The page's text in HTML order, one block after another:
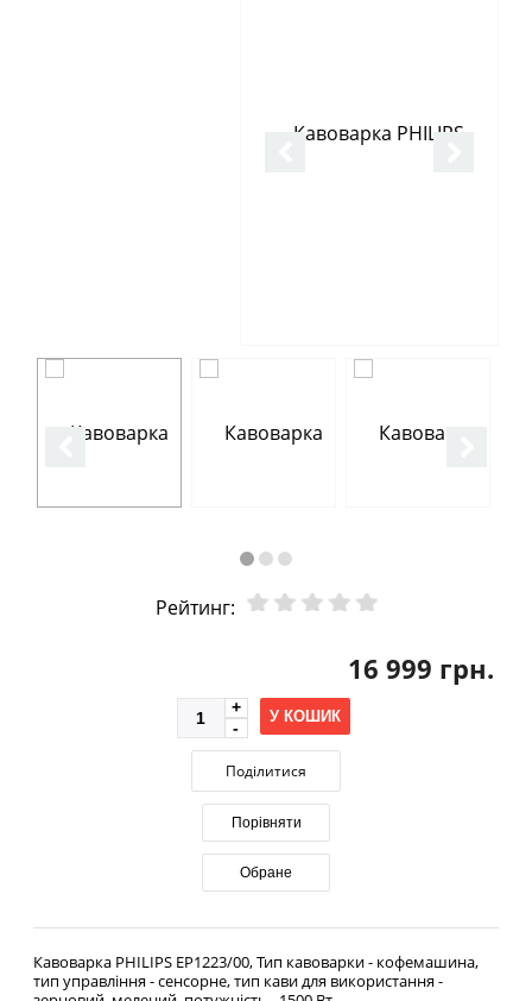
Рейтинг:
16 999 грн.
У КОШИК
Поділитися
Порівняти
Обране
Кавоварка PHILIPS EP1223/00, Тип кавоварки - кофемашина,
тип управління - сенсорне, тип кави для використання -